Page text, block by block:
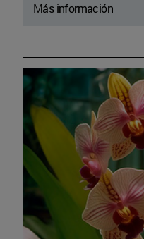
Más información